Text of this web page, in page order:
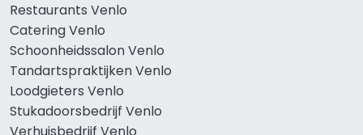
Restaurants Venlo
Catering Venlo
Schoonheidssalon Venlo
Tandartspraktijken Venlo
Loodgieters Venlo
Stukadoorsbedrijf Venlo